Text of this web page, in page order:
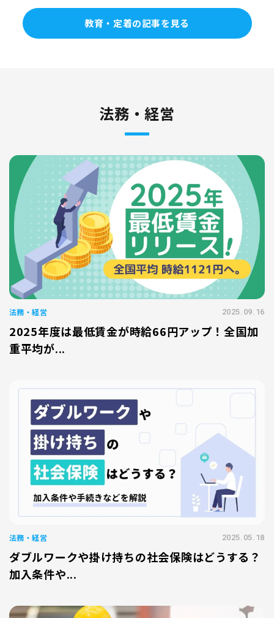
教育・定着の記事を見る
法務・経営
法務・経営 2025.09.16
2025年度は最低賃金が時給66円アップ！全国加
重平均が...
法務・経営 2025.05.18
ダブルワークや掛け持ちの社会保険はどうする？
加入条件や...